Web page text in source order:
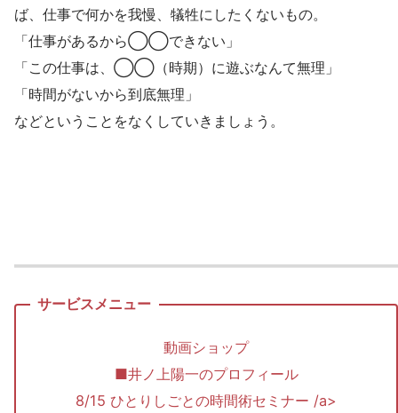
ば、仕事で何かを我慢、犠牲にしたくないもの。
「仕事があるから◯◯できない」
「この仕事は、◯◯（時期）に遊ぶなんて無理」
「時間がないから到底無理」
などということをなくしていきましょう。
動画ショップ
■井ノ上陽一のプロフィール
8/15 ひとりしごとの時間術セミナー /a>